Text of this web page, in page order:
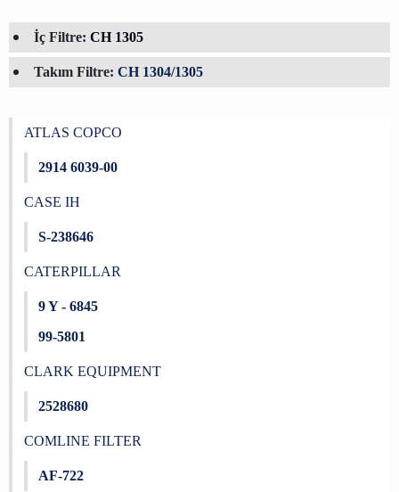
İç Filtre: CH 1305
Takım Filtre: CH 1304/1305
ATLAS COPCO
2914 6039-00
CASE IH
S-238646
CATERPILLAR
9 Y - 6845
99-5801
CLARK EQUIPMENT
2528680
COMLINE FILTER
AF-722